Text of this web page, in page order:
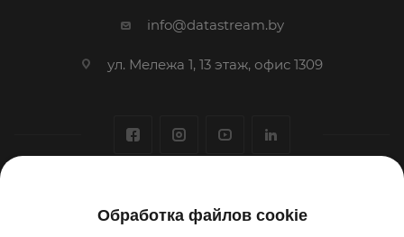
info@datastream.by
ул. Мележа 1, 13 этаж, офис 1309